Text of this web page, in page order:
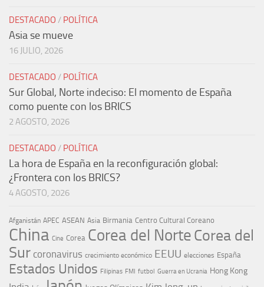
DESTACADO / POLÍTICA
Asia se mueve
16 JULIO, 2026
DESTACADO / POLÍTICA
Sur Global, Norte indeciso: El momento de España
como puente con los BRICS
2 AGOSTO, 2026
DESTACADO / POLÍTICA
La hora de España en la reconfiguración global:
¿Frontera con los BRICS?
4 AGOSTO, 2026
Afganistán APEC ASEAN Asia Birmania Centro Cultural Coreano
China Cine Corea Corea del NorteCorea del
Sur coronavirus crecimiento económico EEUU elecciones España
Estados Unidos Filipinas FMI futbol Guerra en Ucrania Hong Kong